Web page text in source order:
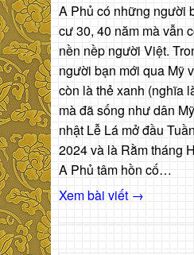
A Phủ có những người
cư 30, 40 năm mà vẫn
nền nềp người Việt.
người bạn mới qua Mỹ
còn là thẻ xanh (nghĩa
mà đã sống như dân
nhật Lễ Lá mở đầu
2024 và là Rằm tháng
A Phủ tâm hồn cố…
Xem bài viết →